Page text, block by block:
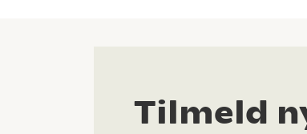
Tilmeld